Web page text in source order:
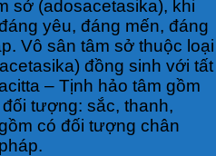
sở (adosacetasika), khi
yêu, đáng mến, đáng
Vô sân tâm sở thuộc loại
đồng sinh với tất
– Tịnh hảo tâm gồm
tượng: sắc, thanh,
có đối tượng chân